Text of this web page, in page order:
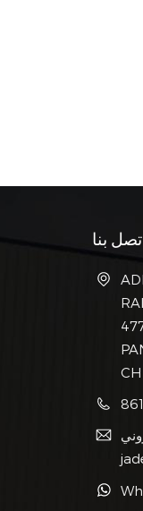
اتصل بنا
: